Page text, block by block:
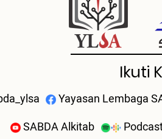
Ikuti
Yayasan Lembaga
SABDA Alkitab